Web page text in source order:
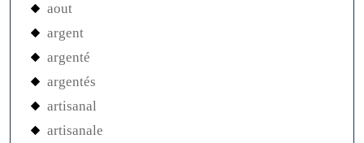
aout
argent
argenté
argentés
artisanal
artisanale